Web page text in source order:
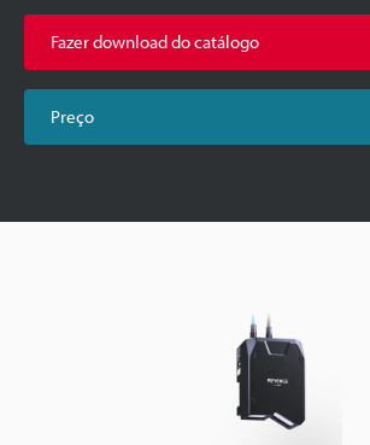
Fazer download do catálogo
Preço